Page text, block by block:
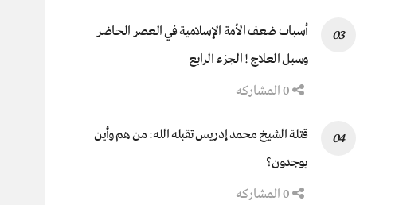
أسباب ضعف الأمة الإسلامية في العصر الحاضر
وسبل العلاج ! الجزء الرابع
قتلة الشيخ محمد إدريس تقبله الله: من هم وأين
يوجدون؟